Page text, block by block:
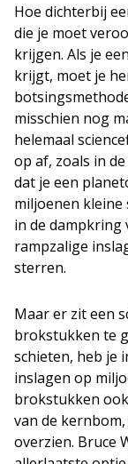
Hoe dichterbij
die je moet
krijgen. Als je
krijgt, moet je
misschien nog
helemaal
op af, zoals in
dat je een
miljoenen kleine
in de dampkring
rampzalige
sterren.
Maar er zit een
brokstukken te
schieten, heb je
inslagen op
brokstukken
van de
overzien. Bruce